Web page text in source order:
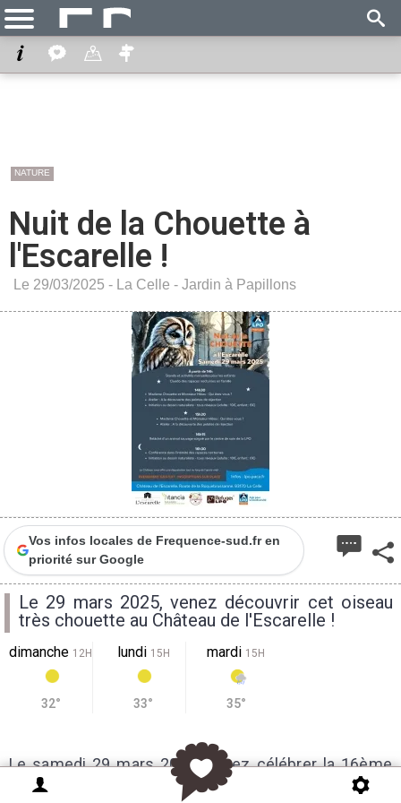
NATURE
Nuit de la Chouette à
l'Escarelle !
Le 29/03/2025 - La Celle - Jardin à Papillons
Vos infos locales de Frequence-sud.fr en
priorité sur Google
Le 29 mars 2025, venez découvrir cet oiseau
très chouette au Château de l'Escarelle !
dimanche 12H
32°
lundi 15H
33°
mardi 15H
35°
Le samedi 29 mars 2025, venez célébrer la 16ème
édition de la Nuit de la Chouette au Château de